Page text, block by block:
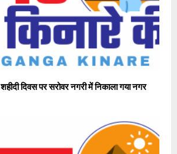
दिवस पर सरोवर नगरी में निकाला गया नगर